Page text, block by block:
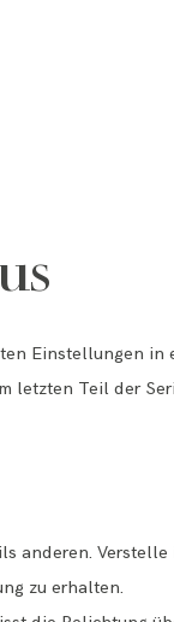
Einstellungen in
letzten Teil der
anderen.
zu erhalten.